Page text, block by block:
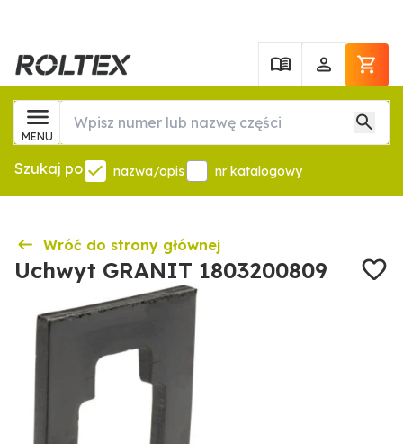
MENU
Szukaj po nazwa/opis nr katalogowy
Wróć do strony głównej
Uchwyt GRANIT 1803200809